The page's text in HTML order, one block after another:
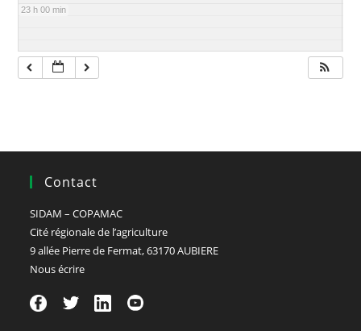
23 h 00 min
Contact
SIDAM – COPAMAC
Cité régionale de l’agriculture
9 allée Pierre de Fermat, 63170 AUBIERE
Nous écrire